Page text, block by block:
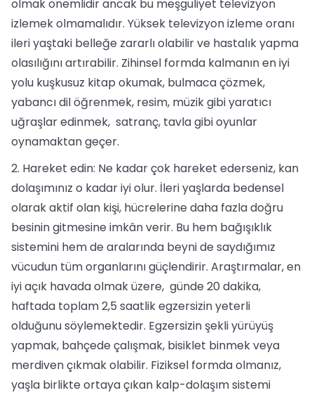
olmak önemlidir ancak bu meşguliyet televizyon
izlemek olmamalıdır. Yüksek televizyon izleme oranı
ileri yaştaki belleğe zararlı olabilir ve hastalık yapma
olasılığını artırabilir. Zihinsel formda kalmanın en iyi
yolu kuşkusuz kitap okumak, bulmaca çözmek,
yabancı dil öğrenmek, resim, müzik gibi yaratıcı
uğraşlar edinmek, satranç, tavla gibi oyunlar
oynamaktan geçer.
2. Hareket edin: Ne kadar çok hareket ederseniz, kan
dolaşımınız o kadar iyi olur. İleri yaşlarda bedensel
olarak aktif olan kişi, hücrelerine daha fazla doğru
besinin gitmesine imkân verir. Bu hem bağışıklık
sistemini hem de aralarında beyni de saydığımız
vücudun tüm organlarını güçlendirir. Araştırmalar, en
iyi açık havada olmak üzere, günde 20 dakika,
haftada toplam 2,5 saatlik egzersizin yeterli
olduğunu söylemektedir. Egzersizin şekli yürüyüş
yapmak, bahçede çalışmak, bisiklet binmek veya
merdiven çıkmak olabilir. Fiziksel formda olmanız,
yaşla birlikte ortaya çıkan kalp-dolaşım sistemi